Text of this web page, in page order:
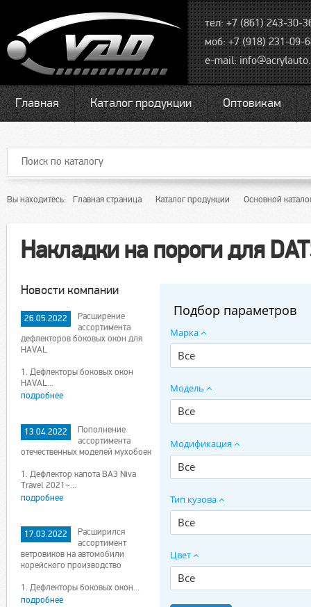
тел: +7 (861) 243-30-
моб: +7 (918) 231-09-
e-mail:
Главная Каталог продукции Оптовикам
Вы находитесь: Главная страница Каталог продукции Основной
Накладки на пороги для
Новости компании
26.05.2022
Расширение
ассортимента
дефлекторов боковых окон для
HAVAL
1. Дефлекторы боковых окон
HAVAL...
подробнее
13.04.2022
Пополнение
ассортимента
отечественных моделей мухобоек
1. Дефлектор капота ВАЗ Niva
Travel 2021~...
подробнее
17.03.2022
Расширился
ассортимент
ветровиков на автомобили
корейского производство
1. Дефлекторы боковых окон...
подробнее
Подбор параметров
Марка
Все
Модель
Все
Модификация
Все
Тип кузова
Все
Цвет
Все